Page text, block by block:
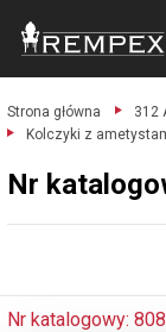
Strona główna
312
Kolczyki z
Nr
Nr katalogowy: 808